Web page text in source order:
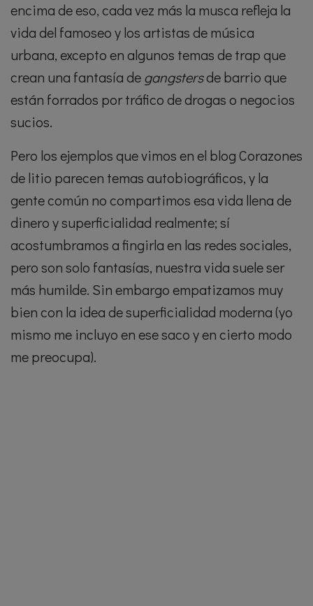
encima de eso, cada vez más la musca refleja la
vida del famoseo y los artistas de música
urbana, excepto en algunos temas de trap que
crean una fantasía degangstersde barrio que
están forrados por tráfico de drogas o negocios
sucios.
Pero los ejemplos que vimos en el blog Corazones
de litio parecen temas autobiográficos, y la
gente común no compartimos esa vida llena de
dinero y superficialidad realmente; sí
acostumbramos a fingirla en las redes sociales,
pero son solo fantasías, nuestra vida suele ser
más humilde. Sin embargo empatizamos muy
bien con la idea de superficialidad moderna (yo
mismo me incluyo en ese saco y en cierto modo
me preocupa).